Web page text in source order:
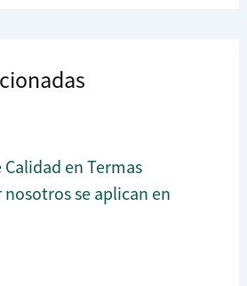
en Termas
se aplican en